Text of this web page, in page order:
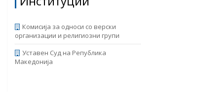
Комисија за односи со верски
организации и религиозни групи
Уставен Суд на Република
Македонија